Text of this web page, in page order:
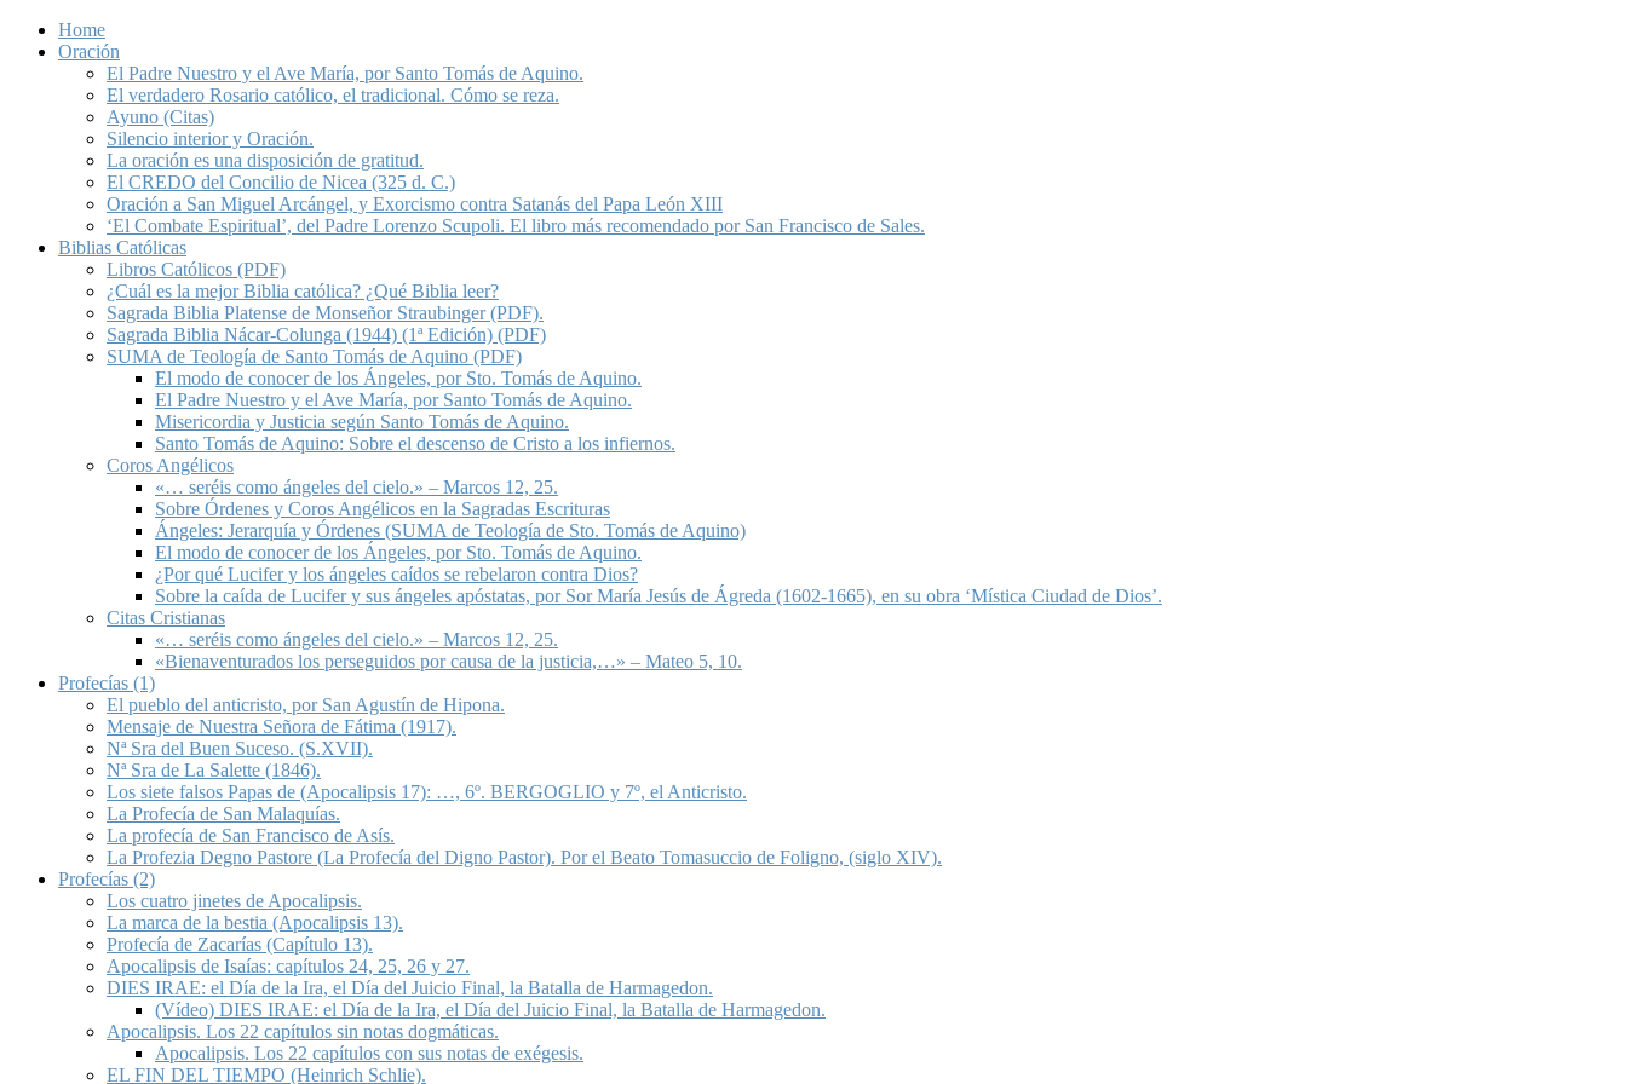
Home
Oración
El Padre Nuestro y el Ave María, por Santo Tomás de Aquino.
El verdadero Rosario católico, el tradicional. Cómo se reza.
Ayuno (Citas)
Silencio interior y Oración.
La oración es una disposición de gratitud.
El CREDO del Concilio de Nicea (325 d. C.)
Oración a San Miguel Arcángel, y Exorcismo contra Satanás del Papa León XIII
‘El Combate Espiritual’, del Padre Lorenzo Scupoli. El libro más recomendado por San Francisco de Sales.
Biblias Católicas
Libros Católicos (PDF)
¿Cuál es la mejor Biblia católica? ¿Qué Biblia leer?
Sagrada Biblia Platense de Monseñor Straubinger (PDF).
Sagrada Biblia Nácar-Colunga (1944) (1ª Edición) (PDF)
SUMA de Teología de Santo Tomás de Aquino (PDF)
El modo de conocer de los Ángeles, por Sto. Tomás de Aquino.
El Padre Nuestro y el Ave María, por Santo Tomás de Aquino.
Misericordia y Justicia según Santo Tomás de Aquino.
Santo Tomás de Aquino: Sobre el descenso de Cristo a los infiernos.
Coros Angélicos
«… seréis como ángeles del cielo.» – Marcos 12, 25.
Sobre Órdenes y Coros Angélicos en la Sagradas Escrituras
Ángeles: Jerarquía y Órdenes (SUMA de Teología de Sto. Tomás de Aquino)
El modo de conocer de los Ángeles, por Sto. Tomás de Aquino.
¿Por qué Lucifer y los ángeles caídos se rebelaron contra Dios?
Sobre la caída de Lucifer y sus ángeles apóstatas, por Sor María Jesús de Ágreda (1602-1665), en su obra ‘Mística Ciudad de Dios’.
Citas Cristianas
«… seréis como ángeles del cielo.» – Marcos 12, 25.
«Bienaventurados los perseguidos por causa de la justicia,…» – Mateo 5, 10.
Profecías (1)
El pueblo del anticristo, por San Agustín de Hipona.
Mensaje de Nuestra Señora de Fátima (1917).
Nª Sra del Buen Suceso. (S.XVII).
Nª Sra de La Salette (1846).
Los siete falsos Papas de (Apocalipsis 17): …, 6º. BERGOGLIO y 7º, el Anticristo.
La Profecía de San Malaquías.
La profecía de San Francisco de Asís.
La Profezia Degno Pastore (La Profecía del Digno Pastor). Por el Beato Tomasuccio de Foligno, (siglo XIV).
Profecías (2)
Los cuatro jinetes de Apocalipsis.
La marca de la bestia (Apocalipsis 13).
Profecía de Zacarías (Capítulo 13).
Apocalipsis de Isaías: capítulos 24, 25, 26 y 27.
DIES IRAE: el Día de la Ira, el Día del Juicio Final, la Batalla de Harmagedon.
(Vídeo) DIES IRAE: el Día de la Ira, el Día del Juicio Final, la Batalla de Harmagedon.
Apocalipsis. Los 22 capítulos sin notas dogmáticas.
Apocalipsis. Los 22 capítulos con sus notas de exégesis.
EL FIN DEL TIEMPO (Heinrich Schlie).